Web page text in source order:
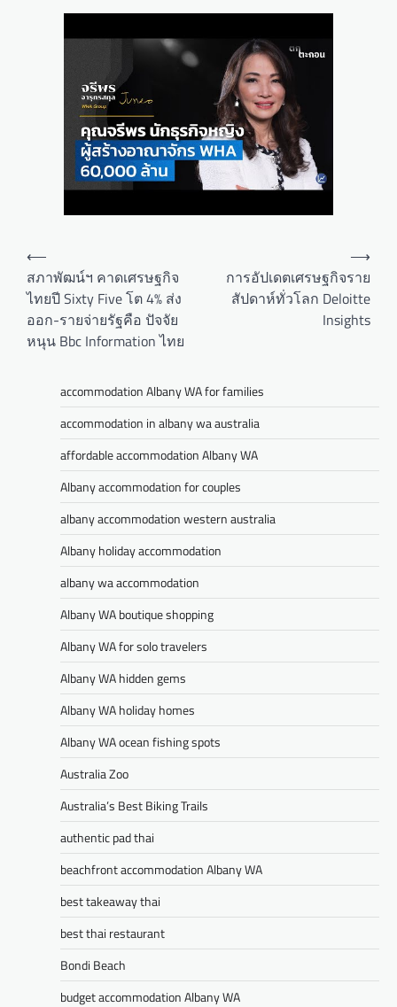
Post
navigation
⟵
สภาพัฒน์ฯ คาดเศรษฐกิจ
ไทยปี Sixty Five โต 4% ส่ง
ออก-รายจ่ายรัฐคือ ปัจจัย
หนุน Bbc Information ไทย
การอัปเดตเศรษฐกิจราย
สัปดาห์ทั่วโลก Deloitte
Insights
⟶
accommodation Albany WA for families
accommodation in albany wa australia
affordable accommodation Albany WA
Albany accommodation for couples
albany accommodation western australia
Albany holiday accommodation
albany wa accommodation
Albany WA boutique shopping
Albany WA for solo travelers
Albany WA hidden gems
Albany WA holiday homes
Albany WA ocean fishing spots
Australia Zoo
Australia’s Best Biking Trails
authentic pad thai
beachfront accommodation Albany WA
best takeaway thai
best thai restaurant
Bondi Beach
budget accommodation Albany WA